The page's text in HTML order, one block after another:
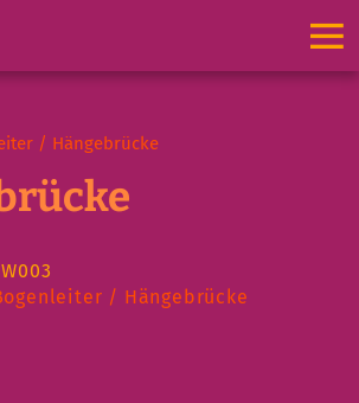
/ Hängebrücke
/ Hängebrücke